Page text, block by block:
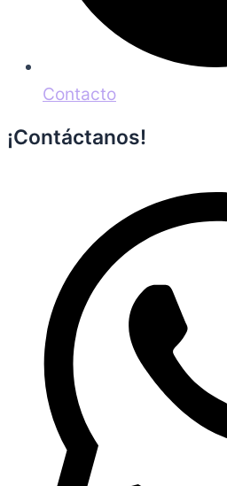
Contacto
¡Contáctanos!